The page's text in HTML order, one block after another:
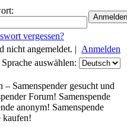
vergessen?
nicht angemeldet. | Anmelden
Sprache auswählen:
– Samenspender gesucht und
Forum! Samenspende
anonym! Samenspende
kaufen!